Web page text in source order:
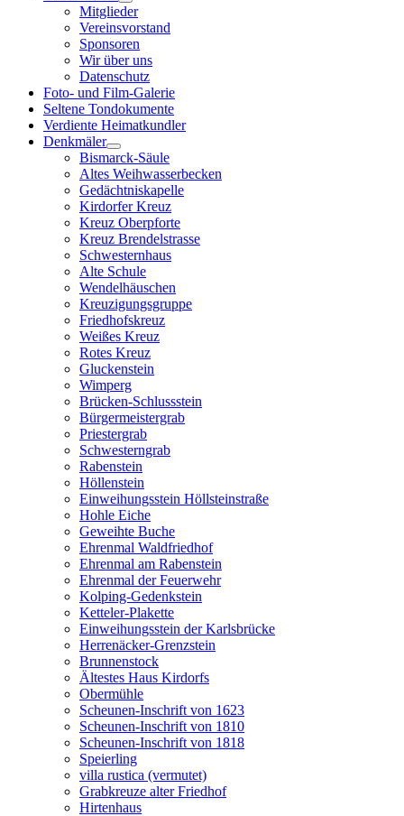
Mitglieder
Vereinsvorstand
Sponsoren
Wir über uns
Datenschutz
Foto- und Film-Galerie
Seltene Tondokumente
Verdiente Heimatkundler
Denkmäler
Bismarck-Säule
Altes Weihwasserbecken
Gedächtniskapelle
Kirdorfer Kreuz
Kreuz Oberpforte
Kreuz Brendelstrasse
Schwesternhaus
Alte Schule
Wendelhäuschen
Kreuzigungsgruppe
Friedhofskreuz
Weißes Kreuz
Rotes Kreuz
Gluckenstein
Wimperg
Brücken-Schlussstein
Bürgermeistergrab
Priestergrab
Schwesterngrab
Rabenstein
Höllenstein
Einweihungsstein Höllsteinstraße
Hohle Eiche
Geweihte Buche
Ehrenmal Waldfriedhof
Ehrenmal am Rabenstein
Ehrenmal der Feuerwehr
Kolping-Gedenkstein
Ketteler-Plakette
Einweihungsstein der Karlsbrücke
Herrenäcker-Grenzstein
Brunnenstock
Ältestes Haus Kirdorfs
Obermühle
Scheunen-Inschrift von 1623
Scheunen-Inschrift von 1810
Scheunen-Inschrift von 1818
Speierling
villa rustica (vermutet)
Grabkreuze alter Friedhof
Hirtenhaus